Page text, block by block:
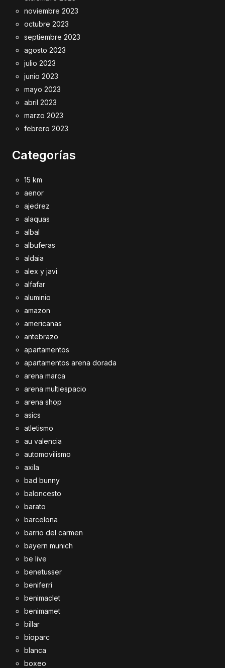
noviembre 2023
octubre 2023
septiembre 2023
agosto 2023
julio 2023
junio 2023
mayo 2023
abril 2023
marzo 2023
febrero 2023
Categorías
15 km
aenor
ajedrez
alaquas
albal
albuferas
aldaia
alex y javi
alfafar
aluminio
amazon
americanas
antebrazo
apartamentos
apartamentos arena dorada
arena marca
arena multiespacio
arena shop
asics
atletismo
au valencia
automovilismo
axila
bad bunny
baloncesto
barato
barcelona
barrio del carmen
bayern munich
be live
benetusser
beniferri
benimaclet
benimamet
billar
bioparc
blanca
boxeo